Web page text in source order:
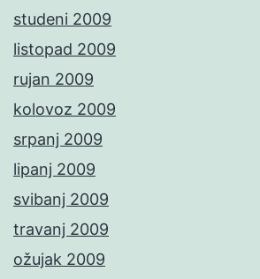
studeni 2009
listopad 2009
rujan 2009
kolovoz 2009
srpanj 2009
lipanj 2009
svibanj 2009
travanj 2009
ožujak 2009